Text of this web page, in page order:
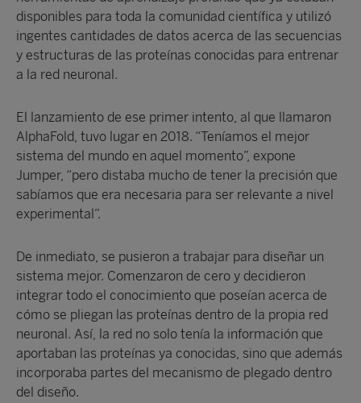
disponibles para toda la comunidad científica y utilizó
ingentes cantidades de datos acerca de las secuencias
y estructuras de las proteínas conocidas para entrenar
a la red neuronal.
El lanzamiento de ese primer intento, al que llamaron
AlphaFold, tuvo lugar en 2018. “Teníamos el mejor
sistema del mundo en aquel momento”, expone
Jumper, “pero distaba mucho de tener la precisión que
sabíamos que era necesaria para ser relevante a nivel
experimental”.
De inmediato, se pusieron a trabajar para diseñar un
sistema mejor. Comenzaron de cero y decidieron
integrar todo el conocimiento que poseían acerca de
cómo se pliegan las proteínas dentro de la propia red
neuronal. Así, la red no solo tenía la información que
aportaban las proteínas ya conocidas, sino que además
incorporaba partes del mecanismo de plegado dentro
del diseño.